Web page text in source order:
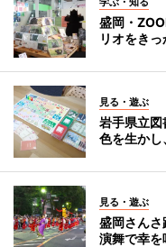
盛岡・
リオをき
見る・遊ぶ
岩手県立
色を生か
見る・遊ぶ
盛岡さん
演舞で幸を